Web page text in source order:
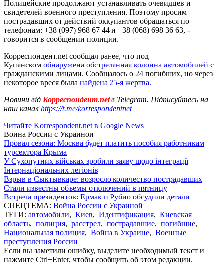
Полицейские продолжают устанавливать очевидцев и
свидетелей военного преступления. Поэтому просим
пострадавших от действий оккупантов обращаться по
телефонам: +38 (097) 968 67 44 и +38 (068) 698 36 63, -
говорится в сообщении полиции.
Корреспондент.net сообщал ранее, что под
Купянском обнаружена обстрелянная колонна автомобилей с
гражданскими лицами. Сообщалось о 24 погибших, но через
некоторое вреся была найдена 25-я жертва.
Новини від Корреспондент.netв Telegram. Підписуйтесь на
наш канал https://t.me/korrespondentnet
Читайте Korrespondent.net в Google News
Война России с Украиной
Провал сезона: Москва будет платить пособия работникам
турсектора Крыма
У Сухопутних військах зробили заяву щодо інтеграції
Інтернаціональних легіонів
Взрыв в Сыктывкаре: возросло количество пострадавших
Стали известны объемы отключений в пятницу
Встреча президентов: Ермак и Рубио обсудили детали
СПЕЦТЕМА: Война России с Украиной
ТЕГИ: автомобили, Киев, Идентификация, Киевская
область, полиция, расстрел, пострадавшие, погибшие,
Национальная полиция, Война в Украине, Военные
преступления России
Если вы заметили ошибку, выделите необходимый текст и
нажмите Ctrl+Enter, чтобы сообщить об этом редакции.